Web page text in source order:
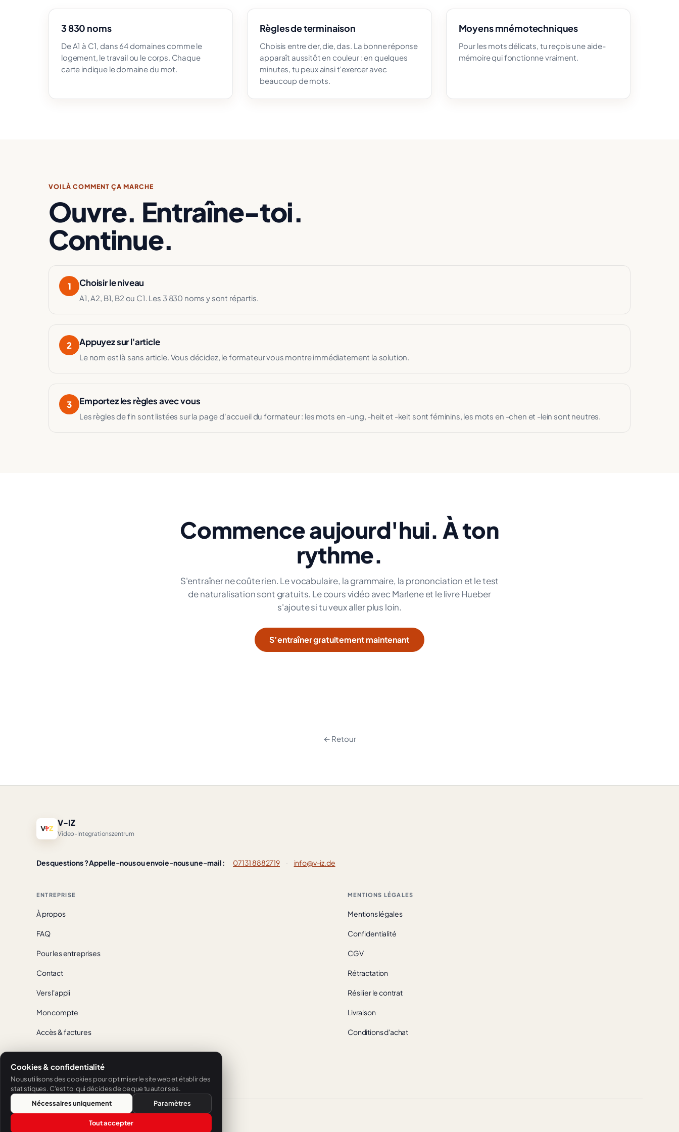
3 830 noms
De A1 à C1, dans 64 domaines comme le
logement, le travail ou le corps. Chaque
carte indique le domaine du mot.
Règles de terminaison
Choisis entre der, die, das. La bonne réponse
apparaît aussitôt en couleur : en quelques
minutes, tu peux ainsi t’exercer avec
beaucoup de mots.
Moyens mnémotechniques
Pour les mots délicats, tu reçois une aide-
mémoire qui fonctionne vraiment.
VOILÀ COMMENT ÇA MARCHE
Ouvre. Entraîne-toi.
Continue.
1 Choisir le niveau
A1, A2, B1, B2 ou C1. Les 3 830 noms y sont répartis.
2 Appuyez sur l'article
Le nom est là sans article. Vous décidez, le formateur vous montre immédiatement la solution.
3 Emportez les règles avec vous
Les règles de fin sont listées sur la page d'accueil du formateur : les mots en -ung, -heit et -keit sont féminins, les mots en -chen et -lein sont neutres.
Commence aujourd'hui. À ton
rythme.
S'entraîner ne coûte rien. Le vocabulaire, la grammaire, la prononciation et le test
de naturalisation sont gratuits. Le cours vidéo avec Marlene et le livre Hueber
s'ajoute si tu veux aller plus loin.
S’entraîner gratuitement maintenant
← Retour
V-IZ
Video-Integrationszentrum
Des questions ? Appelle-nous ou envoie-nous un e-mail : 07131 8882719 · info@v-iz.de
ENTREPRISE
À propos
FAQ
Pour les entreprises
Contact
Vers l'appli
Mon compte
Accès & factures
MENTIONS LÉGALES
Mentions légales
Confidentialité
CGV
Rétractation
Résilier le contrat
Livraison
Conditions d'achat
App Store
Cookies & confidentialité
Nous utilisons des cookies pour optimiser le site web et établir des
statistiques. C'est toi qui décides de ce que tu autorises.
Nécessaires uniquement
Paramètres
Tout accepter